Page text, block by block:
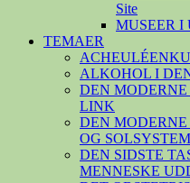
Site
MUSEER I
TEMAER
ALKOHOL I
DEN MODERNE
LINK
DEN MODERNE
OG
DEN SIDSTE
MENNESKE